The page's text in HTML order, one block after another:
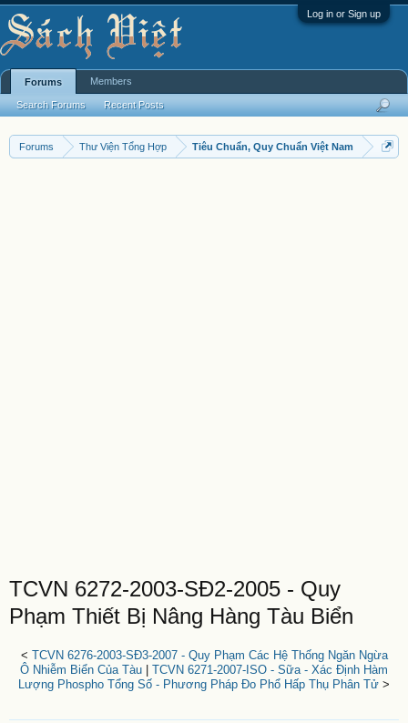
Log in or Sign up
Forums Thư Viện Tổng Hợp Tiêu Chuẩn, Quy Chuẩn Việt Nam
TCVN 6272-2003-SĐ2-2005 - Quy
Phạm Thiết Bị Nâng Hàng Tàu Biển
< TCVN 6276-2003-SĐ3-2007 - Quy Phạm Các Hệ Thống Ngăn Ngừa
Ô Nhiễm Biển Của Tàu
TCVN 6271-2007-ISO - Sữa - Xác Định Hàm
Lượng Phospho Tổng Số - Phương Pháp Đo Phổ Hấp Thụ Phân Tử >
Forums
Search Forums Recent Posts
Members